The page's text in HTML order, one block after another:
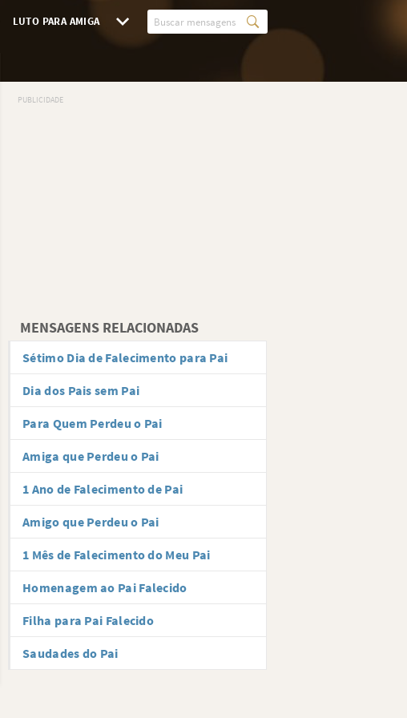
LUTO PARA AMIGA
MENSAGENS RELACIONADAS
Sétimo Dia de Falecimento para Pai
Dia dos Pais sem Pai
Para Quem Perdeu o Pai
Amiga que Perdeu o Pai
1 Ano de Falecimento de Pai
Amigo que Perdeu o Pai
1 Mês de Falecimento do Meu Pai
Homenagem ao Pai Falecido
Filha para Pai Falecido
Saudades do Pai